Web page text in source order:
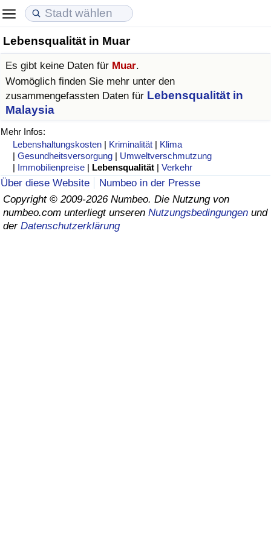
Lebensqualität in Muar
Es gibt keine Daten für Muar.
Womöglich finden Sie mehr unter den
zusammengefassten Daten für Lebensqualität in
Malaysia
Mehr Infos:
Lebenshaltungskosten | Kriminalität | Klima
|Gesundheitsversorgung | Umweltverschmutzung
| Immobilienpreise | Lebensqualität |Verkehr
Über diese Website
Numbeo in der Presse
Copyright © 2009-2026 Numbeo. Die Nutzung von
numbeo.com unterliegt unseren Nutzungsbedingungen und
der Datenschutzerklärung
Lebenshaltungskosten
Lebenshaltungskosten-Index (aktuell)
Lebenshaltungskosten-Index
Lebenshaltungskosten-Index nach Land
in Akaba
Immobilienpreise
Immobilienpreis-Index (aktuell)
Immobilienpreis-Index
Immobilienpreis-Index nach Land
Lebensqualität
Lebensqualität-Index
Lebensqualität-Index (aktuell)
Lebensqualitätsindex nach Land
Kriminalität
Kriminalitäts-Index (aktuell)
Kriminalitäts-Index